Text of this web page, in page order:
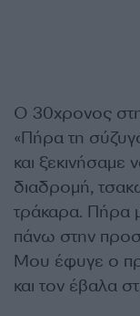
Ο 30χρονος
«Πήρα τη
και ξεκινήσαμε
διαδρομή,
τράκαρα. Πήρα
πάνω στην
Μου έφυγε ο
και τον έβαλα